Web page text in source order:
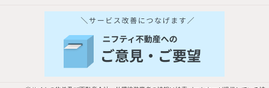
バス・トイレ別 2階以上